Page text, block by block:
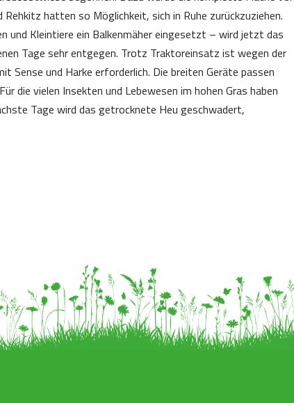
hatten so Möglichkeit, sich in Ruhe zurückzuziehen.
und Kleintiere ein Balkenmäher eingesetzt – wird jetzt das
Tage sehr entgegen. Trotz Traktoreinsatz ist wegen der
Sense und Harke erforderlich. Die breiten Geräte passen
die vielen Insekten und Lebewesen im hohen Gras haben
Tage wird das getrocknete Heu geschwadert,